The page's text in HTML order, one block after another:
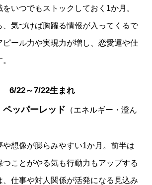
いつでもストックしておく1か月。
、気づけば胸躍る情報が入ってくるで
ピール力や実現力が増し、恋愛運や仕
6/22～7/22生まれ
ペッパーレッド （エネルギー・澄ん
や想像が膨らみやすい1か月。前半は
ことがやる気も行動力もアップする
、仕事や対人関係が活発になる見込み